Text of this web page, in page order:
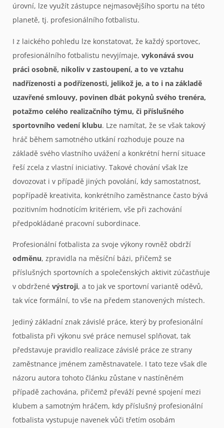
úrovní, lze využít zástupce nejmasovějšího sportu na této
planetě, tj. profesionálního fotbalistu.
I z laického pohledu lze konstatovat, že každý sportovec,
profesionálního fotbalistu nevyjímaje, vykonává svou
práci osobně, nikoliv v zastoupení, a to ve vztahu
nadřízenosti a podřízenosti, jelikož je, a to i na základě
uzavřené smlouvy, povinen dbát pokynů svého trenéra,
potažmo celého realizačního týmu, či příslušného
sportovního vedení klubu. Lze namítat, že se však takový
hráč během samotného utkání rozhoduje pouze na
základě svého vlastního uvážení a konkrétní herní situace
řeší zcela z vlastní iniciativy. Takové chování však lze
dovozovat i v případě jiných povolání, kdy samostatnost,
popřípadě kreativita, konkrétního zaměstnance často bývá
pozitivním hodnotícím kritériem, vše při zachování
předpokládané pracovní subordinace.
Profesionální fotbalista za svoje výkony rovněž obdrží
odměnu, zpravidla na měsíční bázi, přičemž se
příslušných sportovních a společenských aktivit zúčastňuje
v obdržené výstroji, a to jak ve sportovní variantě oděvů,
tak více formální, to vše na předem stanovených místech.
Jediný základní znak závislé práce, který by profesionální
fotbalista při výkonu své práce nemusel splňovat, tak
představuje pravidlo realizace závislé práce ze strany
zaměstnance jménem zaměstnavatele. I tato teze však dle
názoru autora tohoto článku zůstane v nastíněném
případě zachována, přičemž převáží pevné spojení mezi
klubem a samotným hráčem, kdy příslušný profesionální
fotbalista vystupuje navenek vůči třetím osobám